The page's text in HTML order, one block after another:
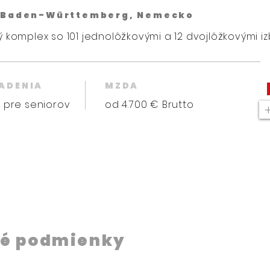
Württemberg, Nemecko
komplex so 101 jednolôžkovými a 12 dvojlôžkovými
seniorov
MZDA
od 4.700 € Brutto
podmienky